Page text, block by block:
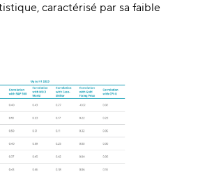
caractérisé par sa faible